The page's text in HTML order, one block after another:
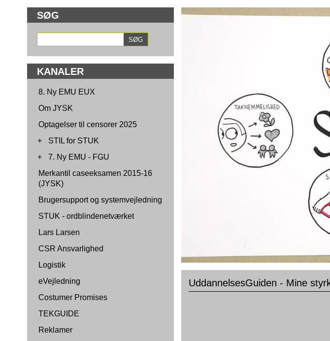
SØG
KANALER
8. Ny EMU EUX
Om JYSK
Optagelser til censorer 2025
+
STIL for STUK
+
7. Ny EMU - FGU
Merkantil caseeksamen 2015-16
(JYSK)
Brugersupport og systemvejledning
STUK - ordblindenetværket
Lars Larsen
CSR Ansvarlighed
Logistik
eVejledning
Costumer Promises
TEKGUIDE
Reklamer
UddannelsesGuiden - Mine